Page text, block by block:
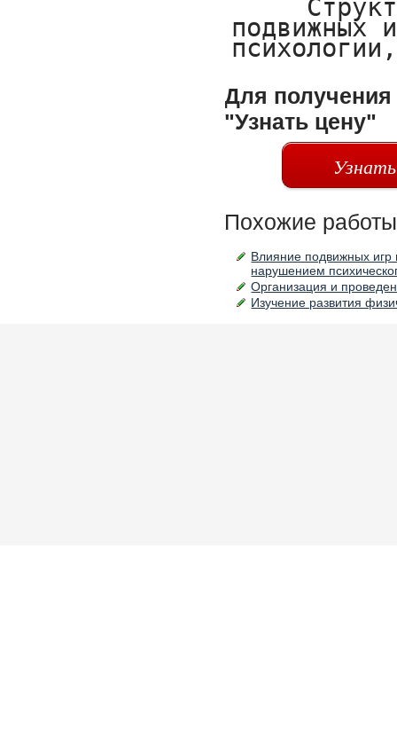
Для
"Узнать цену"
Похожие
Влияние подвижных игр
нарушением
Организация и
Изучение развития